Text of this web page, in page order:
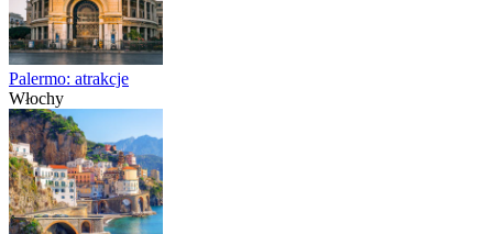
Palermo: atrakcje
Włochy